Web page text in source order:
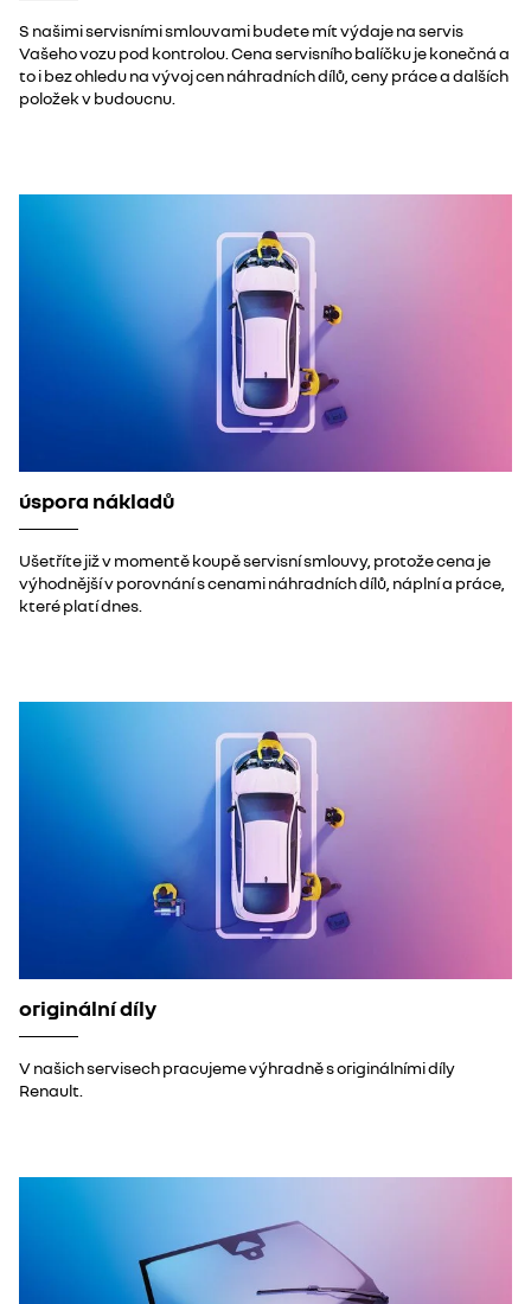
S našimi servisními smlouvami budete mít výdaje na servis
Vašeho vozu pod kontrolou. Cena servisního balíčku je konečná a
to i bez ohledu na vývoj cen náhradních dílů, ceny práce a dalších
položek v budoucnu.
úspora nákladů
Ušetříte již v momentě koupě servisní smlouvy, protože cena je
výhodnější v porovnání s cenami náhradních dílů, náplní a práce,
které platí dnes.
originální díly
V našich servisech pracujeme výhradně s originálními díly
Renault.